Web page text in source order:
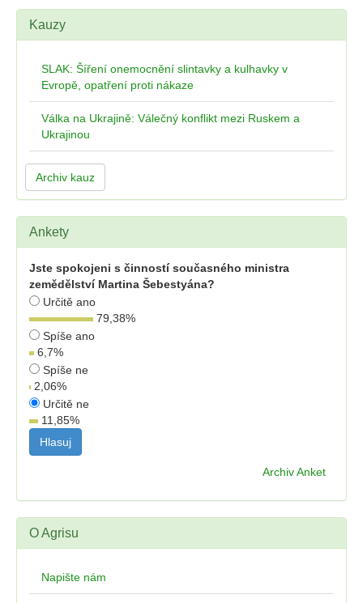
Kauzy
SLAK: Šíření onemocnění slintavky a kulhavky v
Evropě, opatření proti nákaze
Válka na Ukrajině: Válečný konflikt mezi Ruskem a
Ukrajinou
Archiv kauz
Ankety
Jste spokojeni s činností současného ministra
zemědělství Martina Šebestyána?
Určitě ano
79,38%
Spíše ano
6,7%
Spíše ne
2,06%
Určitě ne
11,85%
Archiv Anket
O Agrisu
Napište nám